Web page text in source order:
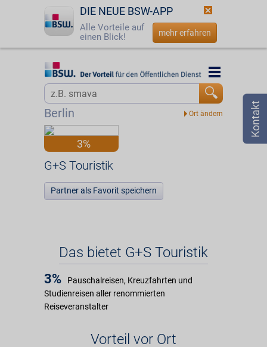
DIE NEUE BSW-APP
Alle Vorteile auf
einen Blick!
mehr erfahren
Startseite
Login
Berlin
Startseite
3%
G+S Touristik
Partner als Favorit speichern
Das bietet G+S Touristik
3%
Pauschalreisen, Kreuzfahrten und
Studienreisen aller renommierten
Reiseveranstalter
Vorteil vor Ort